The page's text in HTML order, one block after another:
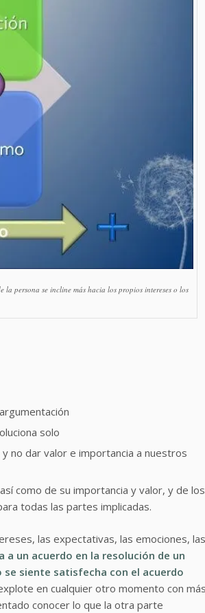
persona se incline más hacia los propios intereses o los
solo
no dar valor e importancia a nuestros
como de su importancia y valor, y de los
todas las partes implicadas.
las expectativas, las emociones, las
a un acuerdo en la resolución de un
siente satisfecha con el acuerdo
en cualquier otro momento con
conocer lo que la otra parte